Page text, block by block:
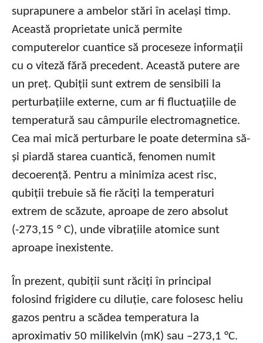
suprapunere a ambelor stări în același timp.
Această proprietate unică permite
computerelor cuantice să proceseze informații
cu o viteză fără precedent. Această putere are
un preț. Qubiții sunt extrem de sensibili la
perturbațiile externe, cum ar fi fluctuațiile de
temperatură sau câmpurile electromagnetice.
Cea mai mică perturbare le poate determina să-
și piardă starea cuantică, fenomen numit
decoerență. Pentru a minimiza acest risc,
qubiții trebuie să fie răciți la temperaturi
extrem de scăzute, aproape de zero absolut
(-273,15 ° C), unde vibrațiile atomice sunt
aproape inexistente.
În prezent, qubiții sunt răciți în principal
folosind frigidere cu diluție, care folosesc heliu
gazos pentru a scădea temperatura la
aproximativ 50 milikelvin (mK) sau –273,1 °C.